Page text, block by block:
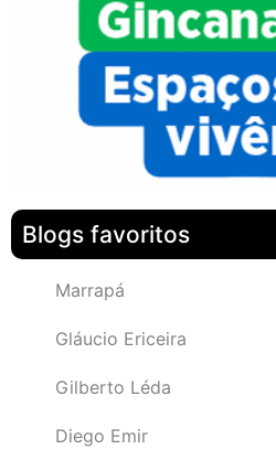
Blogs favoritos
Marrapá
Gláucio Ericeira
Gilberto Léda
Diego Emir